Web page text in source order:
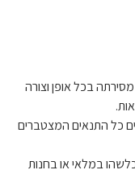
מסירתה בכל אופן וצורה
כל התנאים המצטברים
במלאי או בחנות